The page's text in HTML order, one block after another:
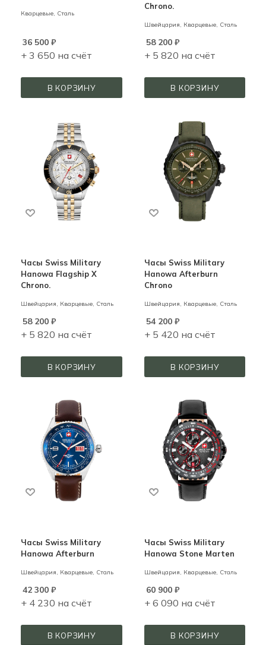
Кварцевые, Сталь
36 500 ₽
+ 3 650 на счёт
В КОРЗИНУ
Chrono.
Швейцария, Кварцевые, Сталь
58 200₽
+ 5 820 на счёт
В КОРЗИНУ
Часы Swiss Military
Hanowa Flagship X
Chrono.
Швейцария, Кварцевые, Сталь
58 200 ₽
+ 5 820 на счёт
В КОРЗИНУ
Часы Swiss Military
Hanowa Afterburn
Chrono
Швейцария, Кварцевые, Сталь
54 200₽
+ 5 420 на счёт
В КОРЗИНУ
Часы Swiss Military
Hanowa Afterburn
Швейцария, Кварцевые, Сталь
42 300 ₽
+ 4 230 на счёт
В КОРЗИНУ
Часы Swiss Military
Hanowa Stone Marten
Швейцария, Кварцевые, Сталь
60 900₽
+ 6 090 на счёт
В КОРЗИНУ